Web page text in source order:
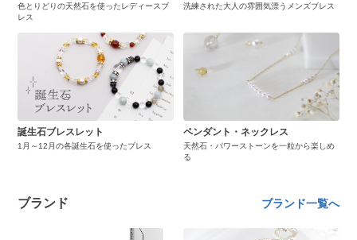
色とりどりの天然石を使ったレディースブ
レス
洗練された大人の雰囲気漂うメンズブレス
誕生石ブレスレット
1月～12月の各誕生石を使ったブレス
ペンダント・ネックレス
天然石・パワーストーンを一粒から楽しめ
る
ブランド ブランド一覧へ